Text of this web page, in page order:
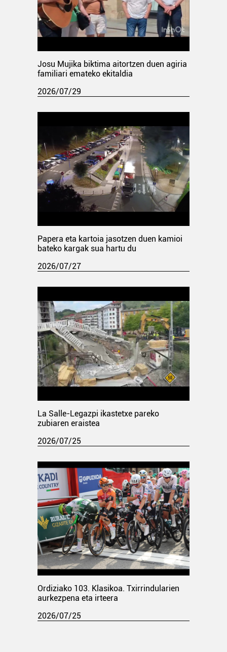
Josu Mujika biktima aitortzen duen agiria
familiari emateko ekitaldia
2026/07/29
Papera eta kartoia jasotzen duen kamioi
bateko kargak sua hartu du
2026/07/27
La Salle-Legazpi ikastetxe pareko
zubiaren eraistea
2026/07/25
Ordiziako 103. Klasikoa. Txirrindularien
aurkezpena eta irteera
2026/07/25